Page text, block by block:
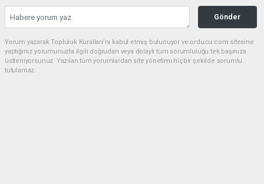
Gönder
Yorum yazarak Topluluk Kuralları’nı kabul etmiş bulunuyor ve orducu.com sitesine
yaptığınız yorumunuzla ilgili doğrudan veya dolaylı tüm sorumluluğu tek başınıza
üstleniyorsunuz. Yazılan tüm yorumlardan site yönetimi hiçbir şekilde sorumlu
tutulamaz.